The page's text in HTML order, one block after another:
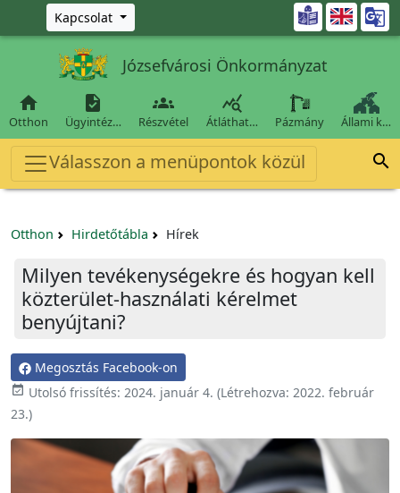
Ugrás a fő tartalomra
Kapcsolat 
Józsefvárosi Önkormányzat

Otthon

Ügyintéz…

Részvétel

Átláthat… Pázmány Állami k…
Válasszon a menüpontok közül 
Otthon Hirdetőtábla Hírek
Milyen tevékenységekre és hogyan kell
közterület-használati kérelmet
benyújtani?
Megosztás Facebook-on
 Utolsó frissítés: 2024. január 4. (Létrehozva: 2022. február
23.)